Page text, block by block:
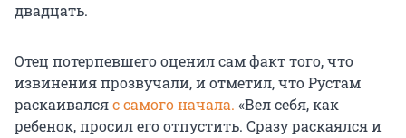
двадцать.
Отец потерпевшего оценил сам факт того, что
извинения прозвучали, и отметил, что Рустам
раскаивалсяс самого начала. «Вел себя, как
ребенок, просил его отпустить. Сразу раскаялся и